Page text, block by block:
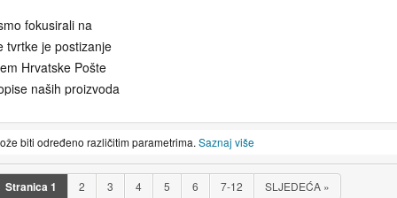
fokusirali na
tvrtke je postizanje
Hrvatske Pošte
naših proizvoda
putem interneta
Froudeova 9 je
biti određeno različitim parametrima.Saznaj više
Stranica1 2 3 4 5 6 7-12 SLJEDEĆA »